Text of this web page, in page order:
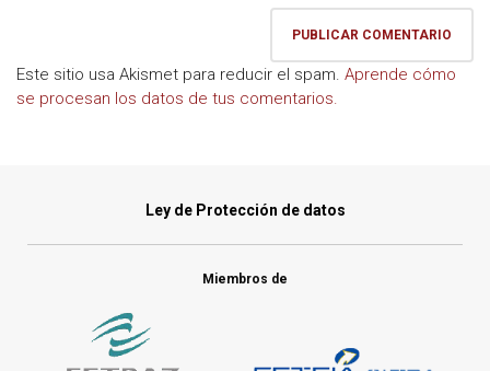
Este sitio usa Akismet para reducir el spam. Aprende cómo
se procesan los datos de tus comentarios.
Ley de Protección de datos
Miembros de